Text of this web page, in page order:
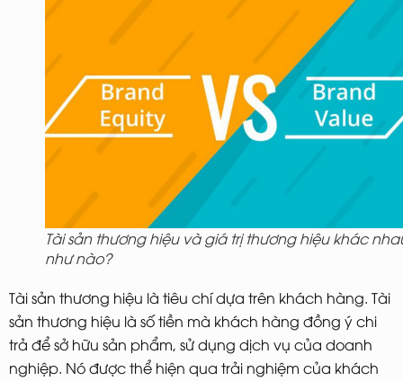
Tài sản thương hiệu và giá trị thương hiệu khác
như nào?
Tài sản thương hiệu là tiêu chí dựa trên khách hàng. Tài
sản thương hiệu là số tiền mà khách hàng đồng ý chi
trả để sở hữu sản phẩm, sử dụng dịch vụ của doanh
nghiệp. Nó được thể hiện qua trải nghiệm của khách